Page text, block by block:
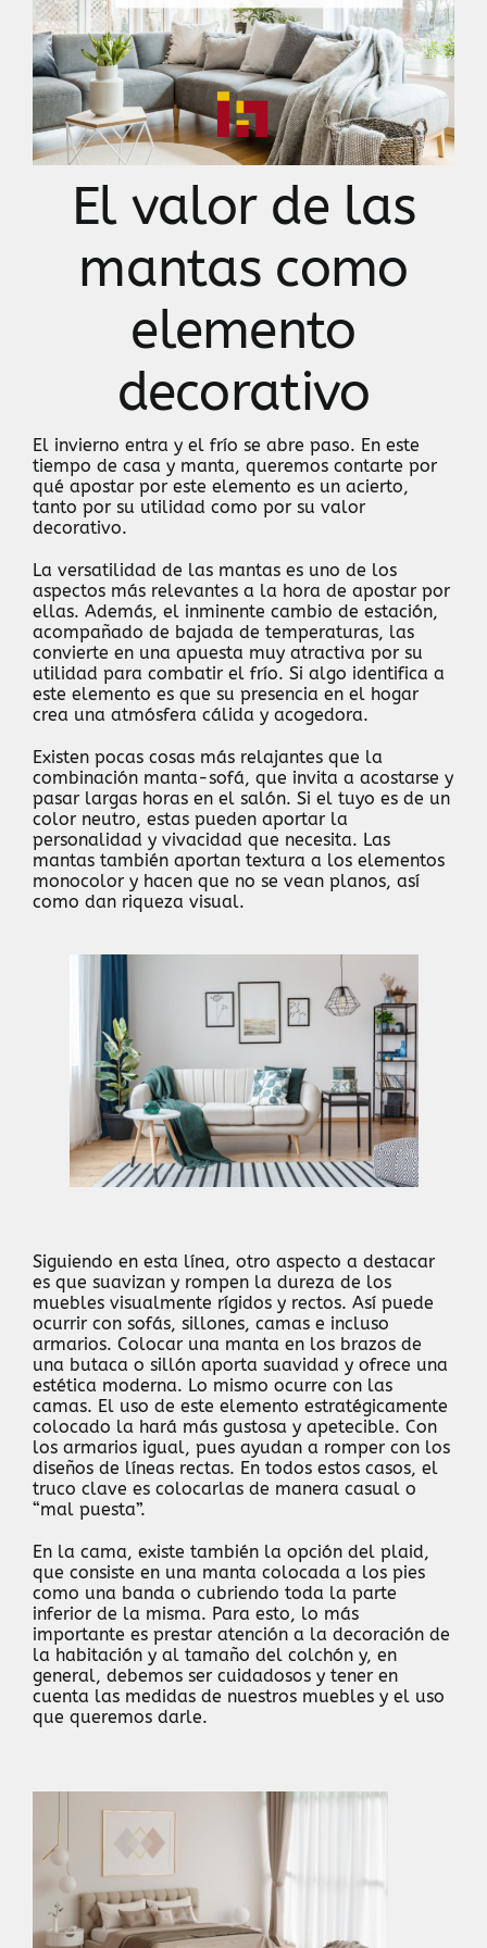
Contacto
El valor de las
mantas como
elemento
decorativo
El invierno entra y el frío se abre paso. En este
tiempo de casa y manta, queremos contarte por
qué apostar por este elemento es un acierto,
tanto por su utilidad como por su valor
decorativo.
La versatilidad de las mantas es uno de los
aspectos más relevantes a la hora de apostar por
ellas. Además, el inminente cambio de estación,
acompañado de bajada de temperaturas, las
convierte en una apuesta muy atractiva por su
utilidad para combatir el frío. Si algo identifica a
este elemento es que su presencia en el hogar
crea una atmósfera cálida y acogedora.
Existen pocas cosas más relajantes que la
combinación manta-sofá, que invita a acostarse y
pasar largas horas en el salón. Si el tuyo es de un
color neutro, estas pueden aportar la
personalidad y vivacidad que necesita. Las
mantas también aportan textura a los elementos
monocolor y hacen que no se vean planos, así
como dan riqueza visual.
Siguiendo en esta línea, otro aspecto a destacar
es que suavizan y rompen la dureza de los
muebles visualmente rígidos y rectos. Así puede
ocurrir con sofás, sillones, camas e incluso
armarios. Colocar una manta en los brazos de
una butaca o sillón aporta suavidad y ofrece una
estética moderna. Lo mismo ocurre con las
camas. El uso de este elemento estratégicamente
colocado la hará más gustosa y apetecible. Con
los armarios igual, pues ayudan a romper con los
diseños de líneas rectas. En todos estos casos, el
truco clave es colocarlas de manera casual o
“mal puesta”.
En la cama, existe también la opción del plaid,
que consiste en una manta colocada a los pies
como una banda o cubriendo toda la parte
inferior de la misma. Para esto, lo más
importante es prestar atención a la decoración de
la habitación y al tamaño del colchón y, en
general, debemos ser cuidadosos y tener en
cuenta las medidas de nuestros muebles y el uso
que queremos darle.